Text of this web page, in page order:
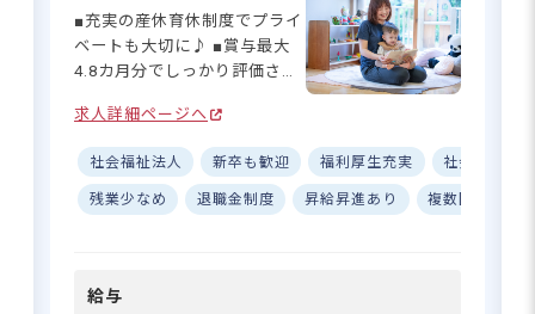
東急田園都市線「南町田グランベリーパ
ーク駅」より徒歩3分
■マイカー・バイク・自転車通勤可
沿って支給
※周辺にはアウトレットパークやスーパ
ー、映画館などもあって便利です。
■充実の産休育休制度でプライ
ベートも大切に♪ ■賞与最大
4.8カ月分でしっかり評価され
心して働ける待遇◎ ■アット
ホームな雰囲気で初心者も歓
迎♪ ーー【子どもたちと共に
成長できる夢あふれる保育
た保育を行っています♪ アッ
求人詳細ページへ
社会福祉法人 新卒も歓迎 福利厚生充実 社会保険完
残業少なめ 退職金制度 昇給昇進あり 複数園あり
給与